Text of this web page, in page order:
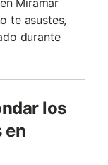
Miramar
te asustes,
durante
los
en